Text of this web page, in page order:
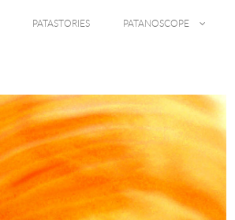
PATASTORIES PATANOSCOPE